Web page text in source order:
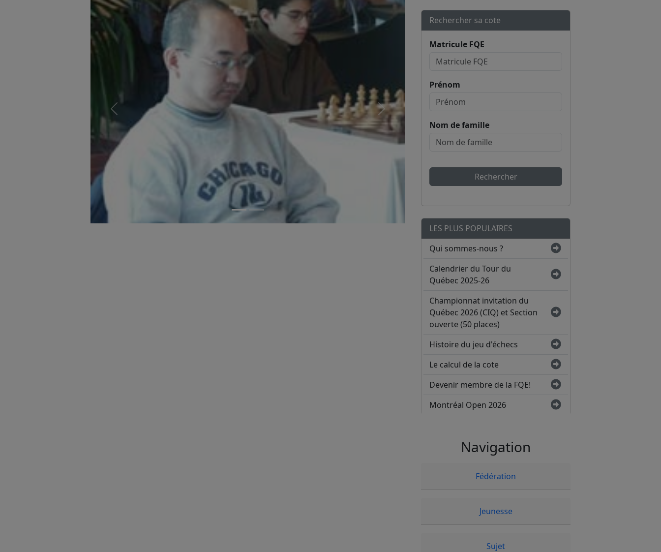
Rechercher sa cote
Matricule FQE
Prénom
Nom de famille
Rechercher
LES PLUS POPULAIRES
Qui sommes-nous ?
Calendrier du Tour du
Québec 2025-26
Championnat invitation du
Québec 2026 (CIQ) et Section
ouverte (50 places)
Histoire du jeu d'échecs
Le calcul de la cote
Devenir membre de la FQE!
Montréal Open 2026
Navigation
Fédération
Jeunesse
Sujet